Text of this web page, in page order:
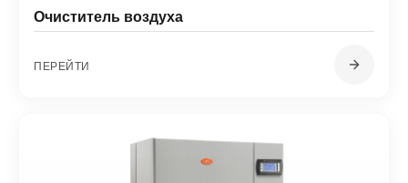
Очиститель воздуха
ПЕРЕЙТИ